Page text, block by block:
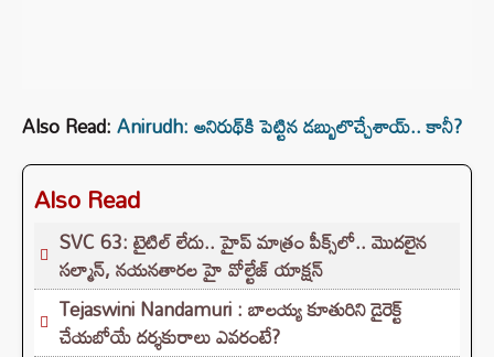
Also Read:Anirudh: అనిరుథ్‌కి పెట్టిన డబ్బులొచ్చేశాయ్.. కానీ?
Also Read
SVC 63: టైటిల్ లేదు.. హైప్ మాత్రం పీక్స్‌లో.. మొదలైన
సల్మాన్, నయనతారల హై వోల్టేజ్ యాక్షన్
Tejaswini Nandamuri : బాలయ్య కూతురిని డైరెక్ట్
చేయబోయే దర్శకురాలు ఎవరంటే?